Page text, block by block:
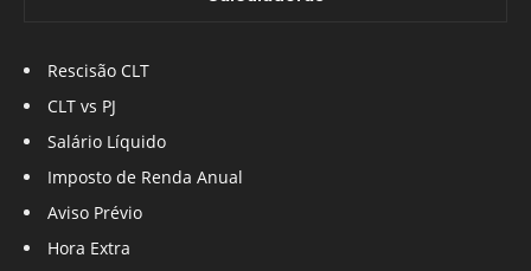
Rescisão CLT
CLT vs PJ
Salário Líquido
Imposto de Renda Anual
Aviso Prévio
Hora Extra